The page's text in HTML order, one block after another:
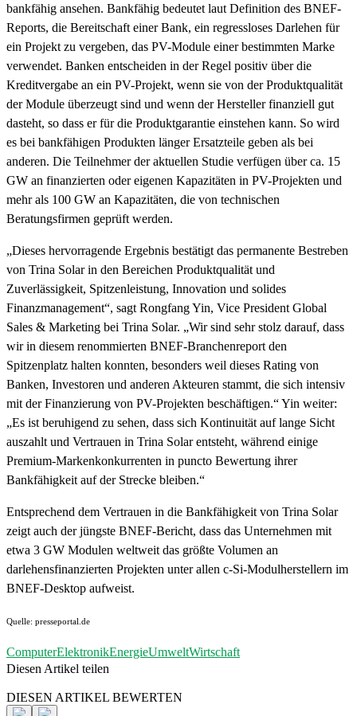
bankfähig ansehen. Bankfähig bedeutet laut Definition des BNEF-
Reports, die Bereitschaft einer Bank, ein regressloses Darlehen für
ein Projekt zu vergeben, das PV-Module einer bestimmten Marke
verwendet. Banken entscheiden in der Regel positiv über die
Kreditvergabe an ein PV-Projekt, wenn sie von der Produktqualität
der Module überzeugt sind und wenn der Hersteller finanziell gut
dasteht, so dass er für die Produktgarantie einstehen kann. So wird
es bei bankfähigen Produkten länger Ersatzteile geben als bei
anderen. Die Teilnehmer der aktuellen Studie verfügen über ca. 15
GW an finanzierten oder eigenen Kapazitäten in PV-Projekten und
mehr als 100 GW an Kapazitäten, die von technischen
Beratungsfirmen geprüft werden.
„Dieses hervorragende Ergebnis bestätigt das permanente Bestreben
von Trina Solar in den Bereichen Produktqualität und
Zuverlässigkeit, Spitzenleistung, Innovation und solides
Finanzmanagement“, sagt Rongfang Yin, Vice President Global
Sales & Marketing bei Trina Solar. „Wir sind sehr stolz darauf, dass
wir in diesem renommierten BNEF-Branchenreport den
Spitzenplatz halten konnten, besonders weil dieses Rating von
Banken, Investoren und anderen Akteuren stammt, die sich intensiv
mit der Finanzierung von PV-Projekten beschäftigen.“ Yin weiter:
„Es ist beruhigend zu sehen, dass sich Kontinuität auf lange Sicht
auszahlt und Vertrauen in Trina Solar entsteht, während einige
Premium-Markenkonkurrenten in puncto Bewertung ihrer
Bankfähigkeit auf der Strecke bleiben.“
Entsprechend dem Vertrauen in die Bankfähigkeit von Trina Solar
zeigt auch der jüngste BNEF-Bericht, dass das Unternehmen mit
etwa 3 GW Modulen weltweit das größte Volumen an
darlehensfinanzierten Projekten unter allen c-Si-Modulherstellern im
BNEF-Desktop aufweist.
Quelle: presseportal.de
ComputerElektronikEnergieUmweltWirtschaft
Diesen Artikel teilen
DIESEN ARTIKEL BEWERTEN